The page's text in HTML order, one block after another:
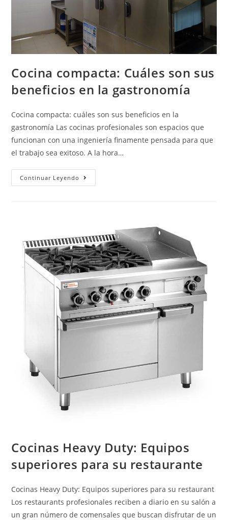
Cocina compacta: Cuáles son sus
beneficios en la gastronomía
Cocina compacta: cuáles son sus beneficios en la
gastronomía Las cocinas profesionales son espacios que
funcionan con una ingeniería finamente pensada para que
el trabajo sea exitoso. A la hora…
Continuar Leyendo
Cocinas Heavy Duty: Equipos
superiores para su restaurante
Cocinas Heavy Duty: Equipos superiores para su restaurant
Los restaurants profesionales reciben a diario en su salón a
un gran número de comensales que buscan disfrutar de un